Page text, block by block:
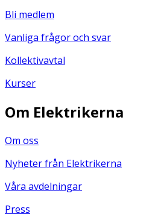
Bli medlem
Vanliga frågor och svar
Kollektivavtal
Kurser
Om Elektrikerna
Om oss
Nyheter från Elektrikerna
Våra avdelningar
Press